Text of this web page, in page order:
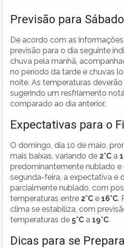
Previsão para Sábado
De acordo com as
previsão para o dia seguinte
chuva pela manhã,
no período da tarde e chuvas
noite. As temperaturas
sugerindo um resfriamento
comparado ao dia anterior.
Expectativas para o
O domingo, dia 10 de maio,
mais baixas, variando de 2°C a
predominantemente nublado e
segunda-feira, a expectativa é
parcialmente nublado, com
temperaturas entre 2°C e 16°C.
clima se estabiliza, com
temperaturas de 5°C a 19°C.
Dicas para se